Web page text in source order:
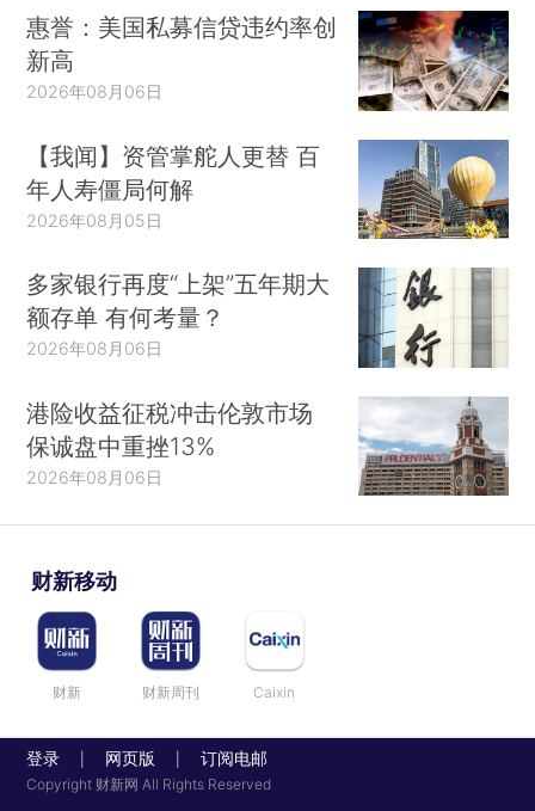
惠誉：美国私募信贷违约率创
新高
2026年08月06日
【我闻】资管掌舵人更替 百
年人寿僵局何解
2026年08月05日
多家银行再度“上架”五年期大
额存单 有何考量？
2026年08月06日
港险收益征税冲击伦敦市场
保诚盘中重挫13%
2026年08月06日
财新移动
财新 财新周刊 Caixin
登录 网页版 订阅电邮
Copyright 财新网 All Rights Reserved